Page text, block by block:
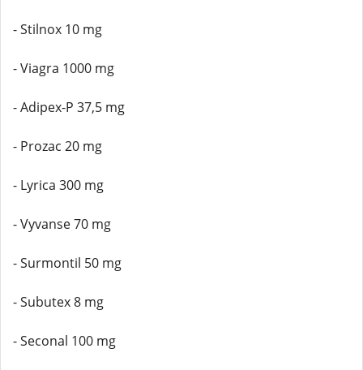
- Stilnox 10 mg
- Viagra 1000 mg
- Adipex-P 37,5 mg
- Prozac 20 mg
- Lyrica 300 mg
- Vyvanse 70 mg
- Surmontil 50 mg
- Subutex 8 mg
- Seconal 100 mg